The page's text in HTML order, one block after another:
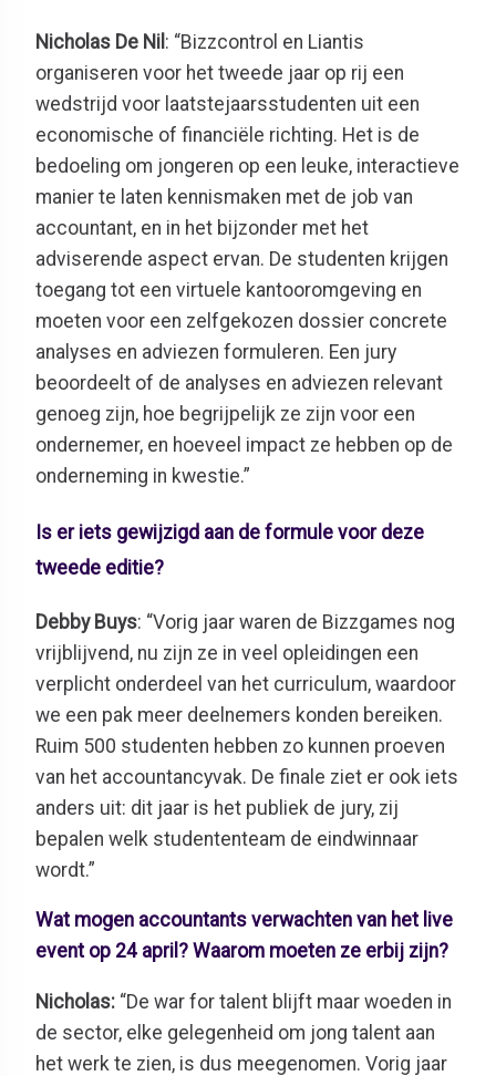
Nicholas De Nil : “Bizzcontrol en Liantis
organiseren voor het tweede jaar op rij een
wedstrijd voor laatstejaarsstudenten uit een
economische of financiële richting. Het is de
bedoeling om jongeren op een leuke, interactieve
manier te laten kennismaken met de job van
accountant, en in het bijzonder met het
adviserende aspect ervan. De studenten krijgen
toegang tot een virtuele kantooromgeving en
moeten voor een zelfgekozen dossier concrete
analyses en adviezen formuleren. Een jury
beoordeelt of de analyses en adviezen relevant
genoeg zijn, hoe begrijpelijk ze zijn voor een
ondernemer, en hoeveel impact ze hebben op de
onderneming in kwestie.”
Is er iets gewijzigd aan de formule voor deze
tweede editie?
Debby Buys: “Vorig jaar waren de Bizzgames nog
vrijblijvend, nu zijn ze in veel opleidingen een
verplicht onderdeel van het curriculum, waardoor
we een pak meer deelnemers konden bereiken.
Ruim 500 studenten hebben zo kunnen proeven
van het accountancyvak. De finale ziet er ook iets
anders uit: dit jaar is het publiek de jury, zij
bepalen welk studententeam de eindwinnaar
wordt.”
Wat mogen accountants verwachten van het live
event op 24 april? Waarom moeten ze erbij zijn?
Nicholas: “De war for talent blijft maar woeden in
de sector, elke gelegenheid om jong talent aan
het werk te zien, is dus meegenomen. Vorig jaar